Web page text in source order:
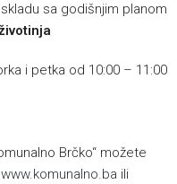
sa godišnjim planom
i petka od 10:00 – 11:00
Brčko“ možete
www.komunalno.ba ili